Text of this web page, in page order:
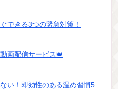
できる3つの緊急対策！
画配信サービス👑
い！即効性のある温め習慣5